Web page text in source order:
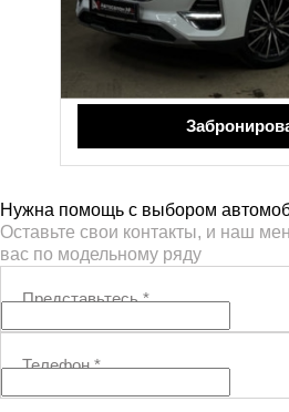
1.6 л (186 л.с.), Робот,
1 749 999 ₽
Нужна помощь с выбором
Оставьте свои контакты, и наш
вас по модельному ряду
Представьтесь*
Телефон*